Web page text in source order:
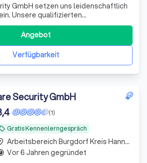
GmbH setzen uns leidenschaftlich
Unsere qualifizierten
im Raum Hannover
umfassenden Schutz an Ihren
Mit einem breiten Spektrum an
Einlasskontrollen, Pförtne
Verfügbarkeit
Angebot
Security GmbH
Gratis Kennenlerngespräch
(1)
Arbeitsbereich Burgdorf Kreis Hannover
Vor 6 Jahren gegründet